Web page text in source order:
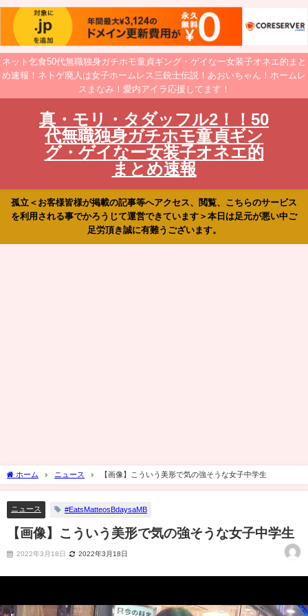
ネット乞食50代無職独身ガチホモ童貞ギング・ゲイなー女装子オネエ的まと
め速報！ネトゲ廃人は女子ホームレス三銃士伝説！あおいちゃん！ホームレ
スまなみ！愛内アイラ応援してます！
真・モリ・タダッフル2！！50
代無職独身ガチホモ童貞ギン
グ・ゲイなー女装子オネエ的
まとめ速報
孤立＜お客様皆様が掲載の記事等へアクセス、閲覧、こちらのサービス
を利用される事でかろうじて運営できています＞本日は足元が悪い中ご
足労頂き誠に有難うございます。
ホーム ニュース 【画像】こういう美形で気の強そうな女子中学生
ニュース #EatsMatteosBdaysaMB
【画像】こういう美形で気の強そうな女子中学生
2022年3月18日 2022年3月18日